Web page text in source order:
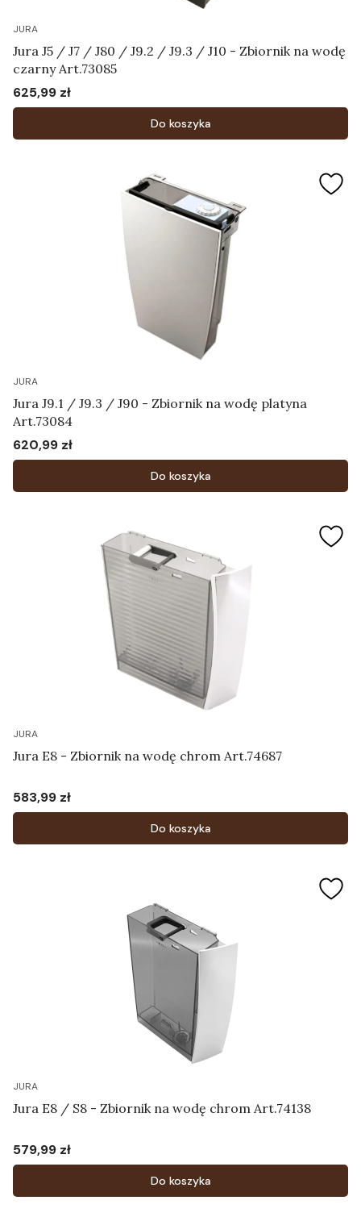
JURA
Jura J5 / J7 / J80 / J9.2 / J9.3 / J10 - Zbiornik na wodę
czarny Art.73085
Cena
625,99 zł
Do koszyka
JURA
Jura J9.1 / J9.3 / J90 - Zbiornik na wodę platyna
Art.73084
Cena
620,99 zł
Do koszyka
JURA
Jura E8 - Zbiornik na wodę chrom Art.74687
Cena
583,99 zł
Do koszyka
JURA
Jura E8 / S8 - Zbiornik na wodę chrom Art.74138
Cena
579,99 zł
Do koszyka